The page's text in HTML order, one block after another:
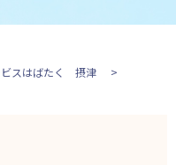
ビスはばたく 摂津